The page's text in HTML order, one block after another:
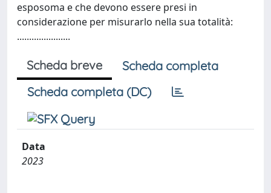
esposoma e che devono essere presi in
considerazione per misurarlo nella sua totalità:
......................
Scheda breve
Scheda completa
Scheda completa (DC)
Data
2023